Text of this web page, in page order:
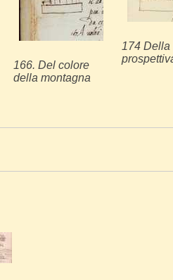
166. Del colore
della montagna
174 Della